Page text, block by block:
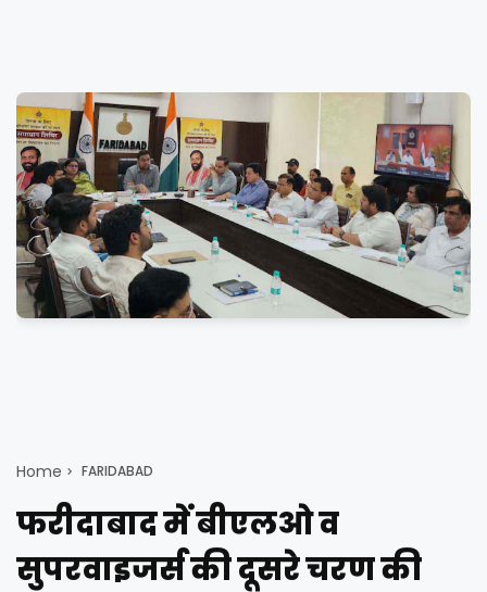
Home FARIDABAD
फरीदाबाद में बीएलओ व
सुपरवाइजर्स की दूसरे चरण की